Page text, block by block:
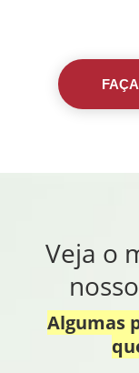
Veja o
Algumas